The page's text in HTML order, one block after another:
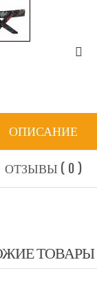
ОПИСАНИЕ
ОТЗЫВЫ ( 0 )
ТОВАРЫ